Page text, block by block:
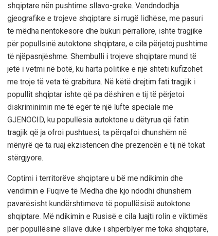
shqiptare nën pushtime sllavo-greke. Vendndodhja
gjeografike e trojeve shqiptare si rrugë lidhëse, me pasuri
të mëdha nëntokësore dhe bukuri përrallore, ishte tragjike
për popullsinë autoktone shqiptare, e cila përjetoj pushtime
të njëpasnjëshme. Shembulli i trojeve shqiptare mund të
jetë i vetmi në botë, ku harta politike e një shteti kufizohet
me troje të veta të grabitura. Në këtë drejtim fati tragjik i
popullit shqiptar ishte që pa dëshiren e tij të përjetoi
diskriminimin më të egër të një lufte speciale më
GJENOCID, ku popullësia autoktone u dëtyrua që fatin
tragjik që ja ofroi pushtuesi, ta përqafoi dhunshëm në
mënyrë që ta ruaj ekzistencen dhe prezencën e tij në tokat
stërgjyore.
Coptimi i territorëve shqiptare u bë me ndikimin dhe
vendimin e Fuqive të Mëdha dhe kjo ndodhi dhunshëm
pavarësisht kundërshtimeve të popullësisë autoktone
shqiptare. Më ndikimin e Rusisë e cila luajti rolin e viktimës
për popullësinë sllave duke i shpërblyer më toka shqiptare,